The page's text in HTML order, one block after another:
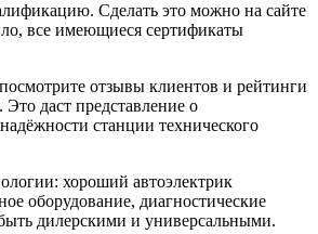
Сделать это можно на сайте
все имеющиеся сертификаты
отзывы клиентов и рейтинги
даст представление о
станции технического
хороший автоэлектрик
оборудование, диагностические
дилерскими и универсальными.